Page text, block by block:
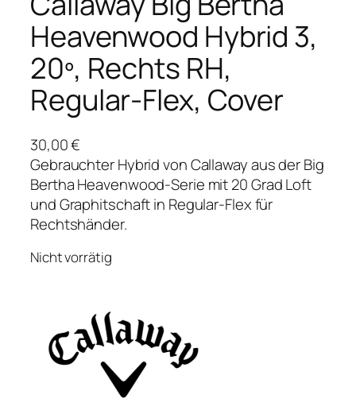
Heavenwood Hybrid 3,
20º, Rechts RH,
Regular-Flex, Cover
30,00€
Gebrauchter Hybrid von Callaway aus der Big
Bertha Heavenwood-Serie mit 20 Grad Loft
und Graphitschaft in Regular-Flex für
Rechtshänder.
Nicht vorrätig